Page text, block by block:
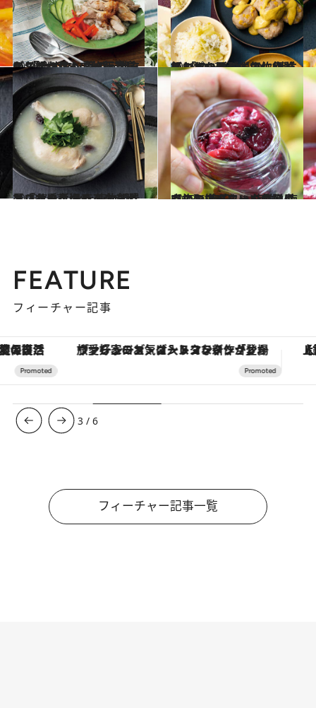
2023.7.27
エスニックも【炊飯器】におまかせ！ 鶏のうまみがご飯に移って一石二鳥の 「カオマンガイ」献立レシピ
グルメ 2023.7.27
【コンロ要らずで炊飯器におまかせ】おいしいご飯とおかずが一気に作れる 「コーンつくね」献立レシピ
グルメ
2023.7.27
暑さを乗り切るスタミナメニュー！ 火を使わずにトロトロ煮込める 炊飯器で「サムゲタン」レシピ
グルメ 2023.6.28
【梅おばあちゃんの贈りもの】 梅干し、梅酢、梅肉エキス…… いいこと尽くしの梅パワーを毎日に
ライフスタイル
FEATURE
フィーチャー記事
ヴァシュロン・コンスタンタン「オーヴァーシーズ・オートマティック」。旅愛好家のお気に入りコレクションから、ジェンダーレスな新作が登場 【銀座で出合う最旬美容】美髪ケアや上質
3 /6
フィーチャー記事一覧